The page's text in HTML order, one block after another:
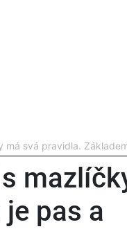
svá pravidla.
pas a